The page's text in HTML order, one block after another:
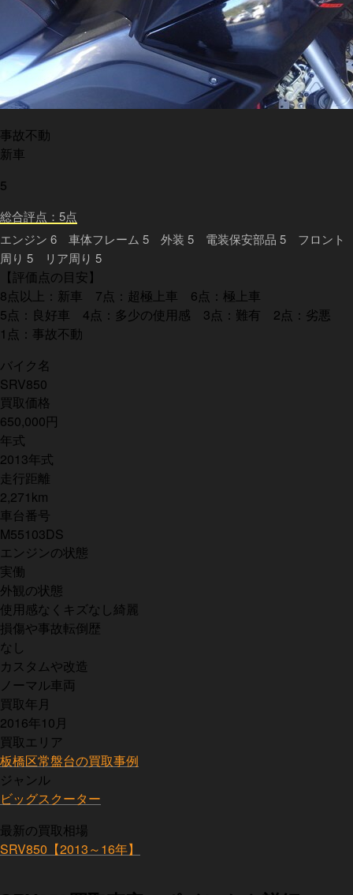
事故不動
新車
5
総合評点：5点
エンジン 6 車体フレーム 5 外装 5 電装保安部品 5 フロント
周り 5 リア周り 5
【評価点の目安】
8点以上：新車 7点：超極上車 6点：極上車
5点：良好車 4点：多少の使用感 3点：難有 2点：劣悪
1点：事故不動
バイク名
SRV850
買取価格
650,000円
年式
2013年式
走行距離
2,271km
車台番号
M55103DS
エンジンの状態
実働
外観の状態
使用感なくキズなし綺麗
損傷や事故転倒歴
なし
カスタムや改造
ノーマル車両
買取年月
2016年10月
買取エリア
板橋区常盤台の買取事例
ジャンル
ビッグスクーター
最新の買取相場
SRV850【2013～16年】